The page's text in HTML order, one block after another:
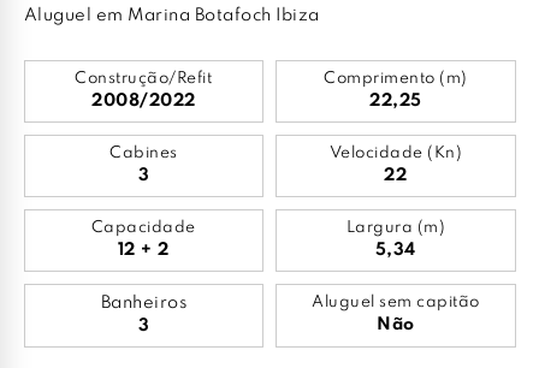
Aluguel em Marina Botafoch Ibiza
Construção/Refit
2008/2022
Comprimento (m)
22,25
Cabines
3
Velocidade (Kn)
22
Capacidade
12 + 2
Largura (m)
5,34
Banheiros
3
Aluguel sem capitão
Não